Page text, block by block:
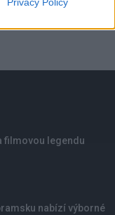
filmovou legendu
nabízí výborné